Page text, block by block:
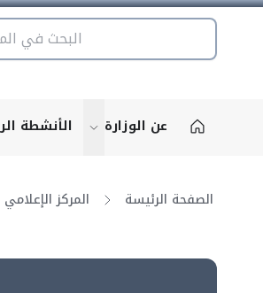
عن الوزارة for "More"
الأنشطة
الصفحة الرئيسة المركز الإعلامي